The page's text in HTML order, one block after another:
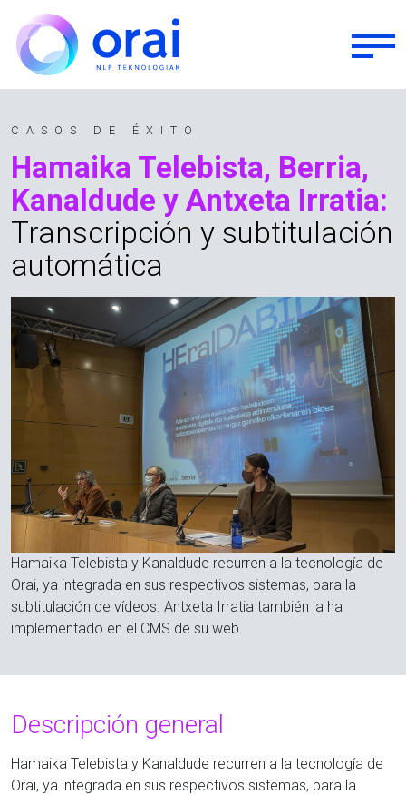
Pasar al contenido principal
CASOS DE ÉXITO
Hamaika Telebista, Berria,
Kanaldude y Antxeta Irratia:
Transcripción y subtitulación
automática
Hamaika Telebista y Kanaldude recurren a la tecnología de
Orai, ya integrada en sus respectivos sistemas, para la
subtitulación de vídeos. Antxeta Irratia también la ha
implementado en el CMS de su web.
Descripción general
Hamaika Telebista y Kanaldude recurren a la tecnología de
Orai, ya integrada en sus respectivos sistemas, para la